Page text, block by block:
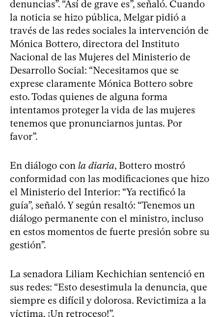
denuncias”. “Así de grave es”, señaló. Cuando
la noticia se hizo pública, Melgar pidió a
través de las redes sociales la intervención de
Mónica Bottero, directora del Instituto
Nacional de las Mujeres del Ministerio de
Desarrollo Social: “Necesitamos que se
exprese claramente Mónica Bottero sobre
esto. Todas quienes de alguna forma
intentamos proteger la vida de las mujeres
tenemos que pronunciarnos juntas. Por
favor”.
En diálogo con la diaria, Bottero mostró
conformidad con las modificaciones que hizo
el Ministerio del Interior: “Ya rectificó la
guía”, señaló. Y según resaltó: “Tenemos un
diálogo permanente con el ministro, incluso
en estos momentos de fuerte presión sobre su
gestión”.
La senadora Liliam Kechichian sentenció en
sus redes: “Esto desestimula la denuncia, que
siempre es difícil y dolorosa. Revictimiza a la
víctima. ¡Un retroceso!”.